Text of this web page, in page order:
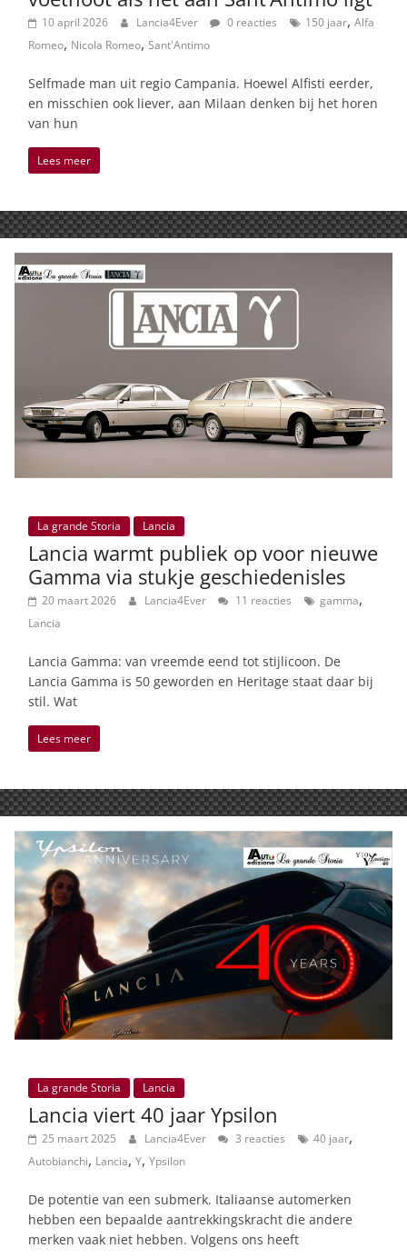
10 april 2026 Lancia4Ever 0 reacties 150 jaar, Alfa
Romeo, Nicola Romeo, Sant'Antimo
Selfmade man uit regio Campania. Hoewel Alfisti eerder,
en misschien ook liever, aan Milaan denken bij het horen
van hun
Lees meer
La grande Storia Lancia
Lancia warmt publiek op voor nieuwe
Gamma via stukje geschiedenisles
20 maart 2026 Lancia4Ever 11 reacties gamma,
Lancia
Lancia Gamma: van vreemde eend tot stijlicoon. De
Lancia Gamma is 50 geworden en Heritage staat daar bij
stil. Wat
Lees meer
La grande Storia Lancia
Lancia viert 40 jaar Ypsilon
25 maart 2025 Lancia4Ever 3 reacties 40 jaar,
Autobianchi, Lancia, Y, Ypsilon
De potentie van een submerk. Italiaanse automerken
hebben een bepaalde aantrekkingskracht die andere
merken vaak niet hebben. Volgens ons heeft